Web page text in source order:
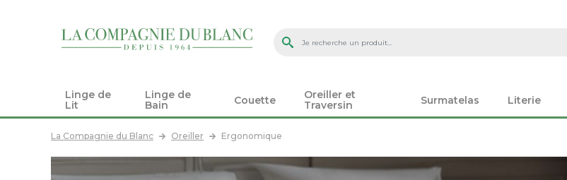
Linge de
Lit
Linge de
Bain
Couette
Oreiller et
Traversin
Surmatelas Literie
La Compagnie du Blanc Oreiller Ergonomique